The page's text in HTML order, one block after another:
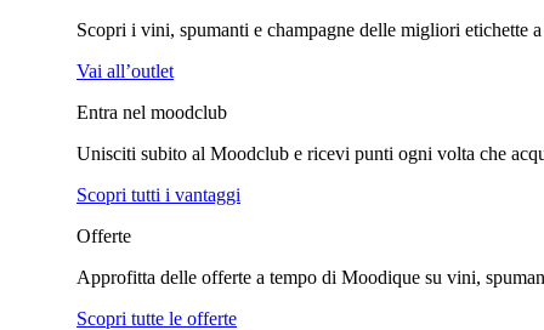
Scopri i vini, spumanti e champagne delle migliori etichette
Vai all’outlet
Entra nel moodclub
Unisciti subito al Moodclub e ricevi punti ogni volta che
Scopri tutti i vantaggi
Offerte
Approfitta delle offerte a tempo di Moodique su vini,
Scopri tutte le offerte